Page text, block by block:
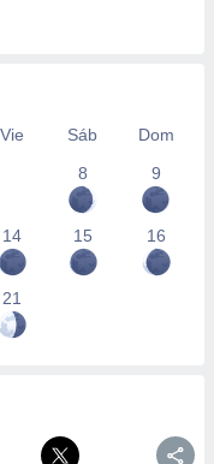
Vie Sáb
Dom
8
9
14 15 16
21